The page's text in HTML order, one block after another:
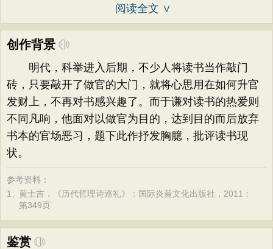
阅读全文 ∨
创作背景
明代，科举进入后期，不少人将读书当作敲门
砖，只要敲开了做官的大门，就将心思用在如何升官
发财上，不再对书感兴趣了。而于谦对读书的热爱则
不同凡响，他面对以做官为目的，达到目的而后放弃
书本的官场恶习，题下此作抒发胸臆，批评读书现
状。
参考资料：
1、黄士吉．《历代哲理诗巡礼》：国际炎黄文化出版社，2011：
第349页
鉴赏